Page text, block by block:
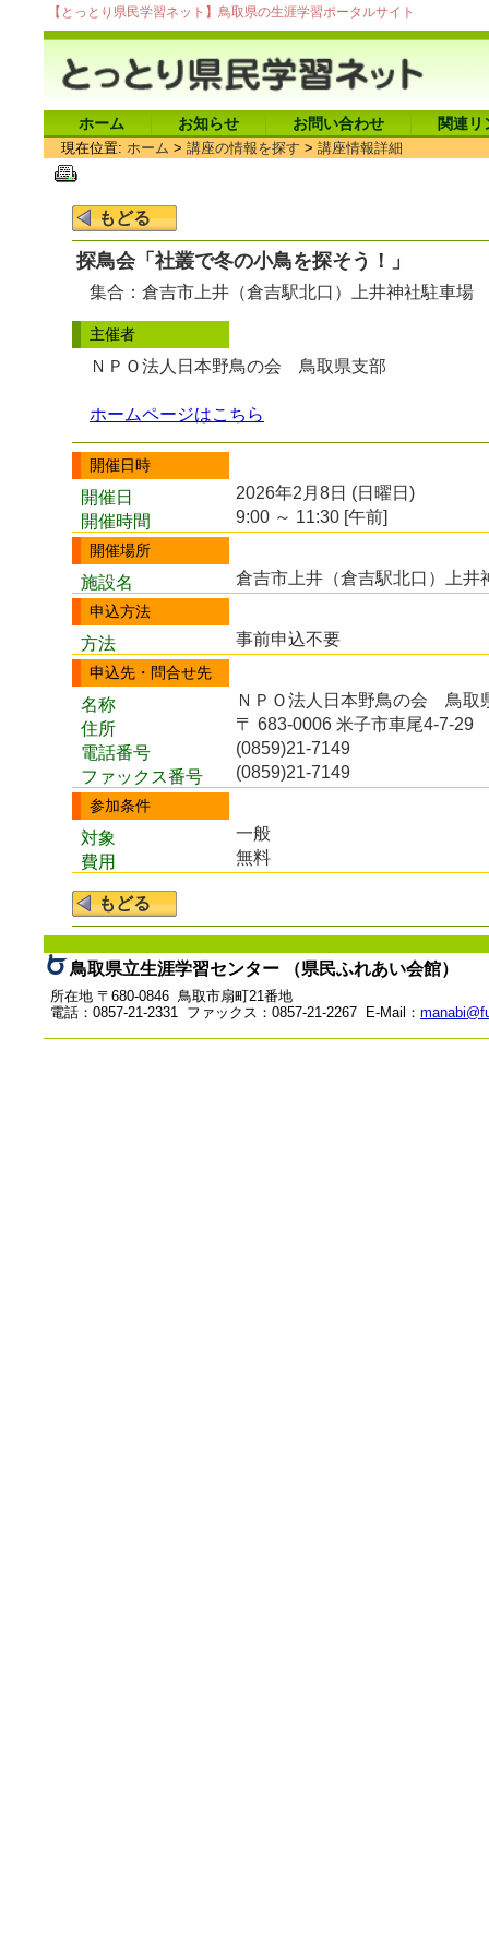
【とっとり県民学習ネット】鳥取県の生涯学習ポータルサイト
ホーム お知らせ お問い合わせ 関連リ
現在位置: ホーム > 講座の情報を探す > 講座情報詳細
探鳥会「社叢で冬の小鳥を探そう！」
集合：倉吉市上井（倉吉駅北口）上井神社駐車場
主催者
ＮＰＯ法人日本野鳥の会 鳥取県支部
ホームページはこちら
開催日時
開催日
2026年2月8日 (日曜日)
開催時間
9:00 ～ 11:30 [午前]
開催場所
施設名 倉吉市上井（倉吉駅北口）上井
申込方法
方法 事前申込不要
申込先・問合せ先
名称
ＮＰＯ法人日本野鳥の会 鳥取
住所
〒 683-0006 米子市車尾4-7-29
電話番号
(0859)21-7149
ファックス番号
(0859)21-7149
参加条件
対象
一般
費用
無料
鳥取県立生涯学習センター （県民ふれあい会館）
所在地 〒680-0846 鳥取市扇町21番地
電話：0857-21-2331 ファックス：0857-21-2267 E-Mail：